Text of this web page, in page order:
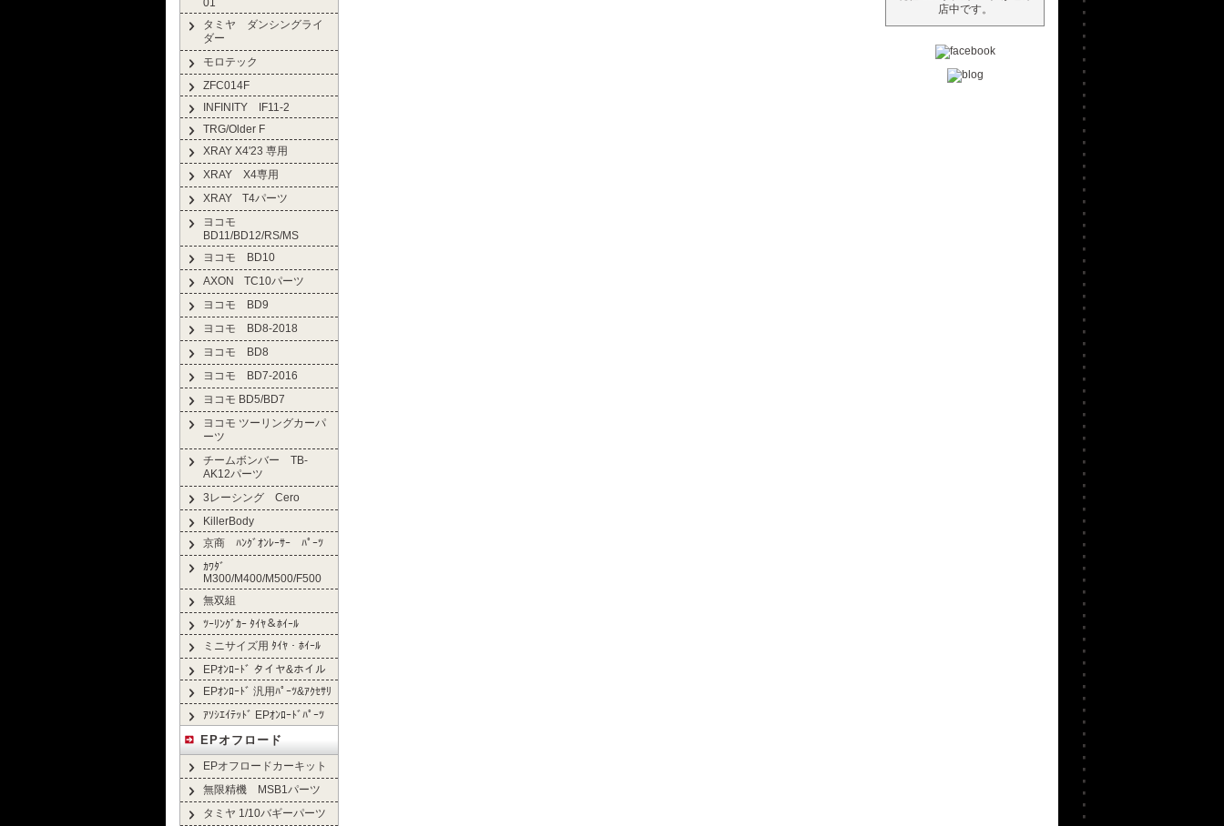
タミヤ ダンシングライ
ダー
モロテック
ZFC014F
INFINITY IF11-2
TRG/Older F
XRAY X4'23 専用
XRAY X4専用
XRAY T4パーツ
ヨコモ
BD11/BD12/RS/MS
ヨコモ BD10
AXON TC10パーツ
ヨコモ BD9
ヨコモ BD8-2018
ヨコモ BD8
ヨコモ BD7-2016
ヨコモ BD5/BD7
ヨコモ ツーリングカーパ
ーツ
チームボンバー TB-
AK12パーツ
3レーシング Cero
KillerBody
京商 ﾊﾝｸﾞｵﾝﾚｰｻｰ ﾊﾟｰﾂ
ｶﾜﾀﾞ
M300/M400/M500/F500
無双組
ﾂｰﾘﾝｸﾞｶｰ ﾀｲﾔ＆ﾎｲｰﾙ
ミニサイズ用 ﾀｲﾔ・ﾎｲｰﾙ
EPｵﾝﾛｰﾄﾞ タイヤ&ホイル
EPｵﾝﾛｰﾄﾞ 汎用ﾊﾟｰﾂ&ｱｸｾｻﾘ
ｱｿｼｴｲﾃｯﾄﾞ EPｵﾝﾛｰﾄﾞﾊﾟｰﾂ
EPオフロード
EPオフロードカーキット
無限精機 MSB1パーツ
タミヤ 1/10バギーパーツ
店中です。